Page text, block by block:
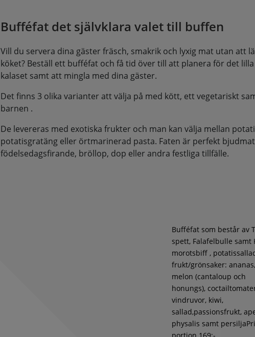
Bufféfat det självklara valet till buffen
Vill du servera dina gäster fräsch, smakrik och lyxig mat utan att
köket? Beställ ett bufféfat och få tid över till att planera för det
kalaset samt att mingla med dina gäster.
Det finns 3 olika varianter att välja på med kött, ett vegetariskt
barnen .
De levereras med exotiska frukter och man kan välja mellan
potatisgratäng eller örtmarinerad pasta. Faten är perfekt
födelsedagsfirande, bröllop, dop eller andra festliga tillfälle.
Bufféfat som består av
spett, Falafelbulle samt
morotsbiff ,
frukt/grönsaker: ananas,
melon (cantaloup och
honungs),
vindruvor, kiwi,
sallad,passionsfrukt,
physalis samt
portion 169:-